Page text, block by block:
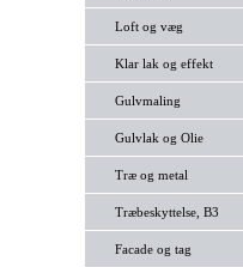
Loft og væg
Klar lak og effekt
Gulvmaling
Gulvlak og Olie
Træ og metal
Træbeskyttelse, B3
Facade og tag